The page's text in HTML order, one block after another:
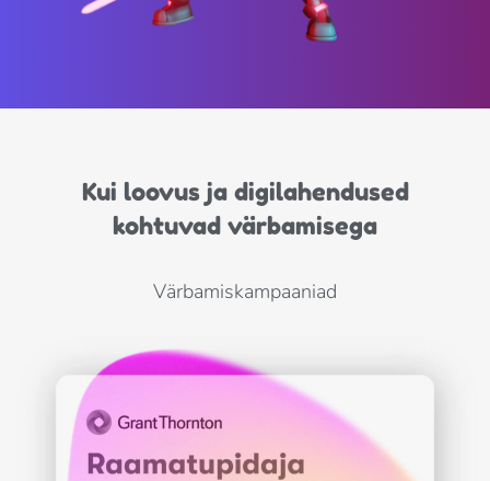
Kui loovus ja digilahendused
kohtuvad värbamisega
Värbamiskampaaniad